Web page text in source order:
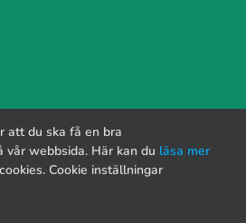
att du ska få en bra
vår webbsida. Här kan du läsa mer
Cookie inställningar